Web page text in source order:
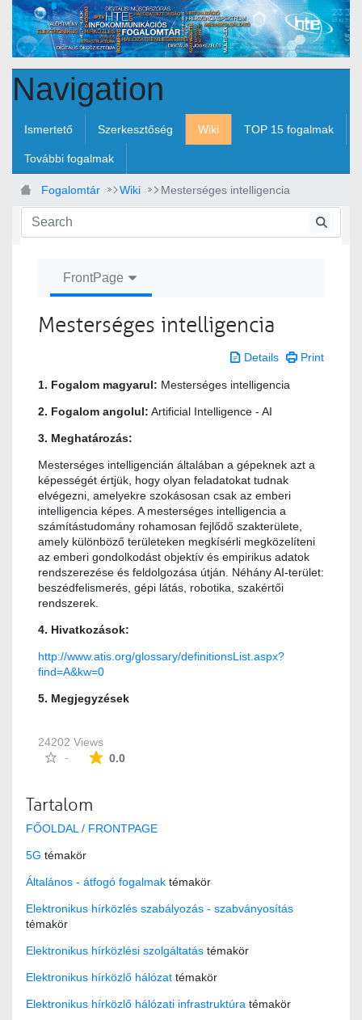
Skip to Main Content
Navigation
Ismertető Szerkesztőség Wiki TOP 15 fogalmak
További fogalmak
Fogalomtár Wiki Mesterséges intelligencia
FrontPage
Mesterséges intelligencia
Details Print
1. Fogalom magyarul: Mesterséges intelligencia
2. Fogalom angolul: Artificial Intelligence - AI
3. Meghatározás:
Mesterséges intelligencián általában a gépeknek azt a
képességét értjük, hogy olyan feladatokat tudnak
elvégezni, amelyekre szokásosan csak az emberi
intelligencia képes. A mesterséges intelligencia a
számítástudomány rohamosan fejlődő szakterülete,
amely különböző területeken megkísérli megközelíteni
az emberi gondolkodást objektív és empirikus adatok
rendszerezése és feldolgozása útján. Néhány AI-terület:
beszédfelismerés, gépi látás, robotika, szakértői
rendszerek.
4. Hivatkozások:
http://www.atis.org/glossary/definitionsList.aspx?
find=A&kw=0
5. Megjegyzések
24202 Views
-
0.0The average rating is 0 stars out of 5.
Tartalom
FŐOLDAL / FRONTPAGE
5G témakör
Általános - átfogó fogalmak témakör
Elektronikus hírközlés szabályozás - szabványosítás
témakör
Elektronikus hírközlési szolgáltatás témakör
Elektronikus hírközlő hálózat témakör
Elektronikus hírközlő hálózati infrastruktúra témakör